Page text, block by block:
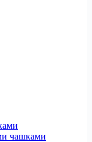
чашками